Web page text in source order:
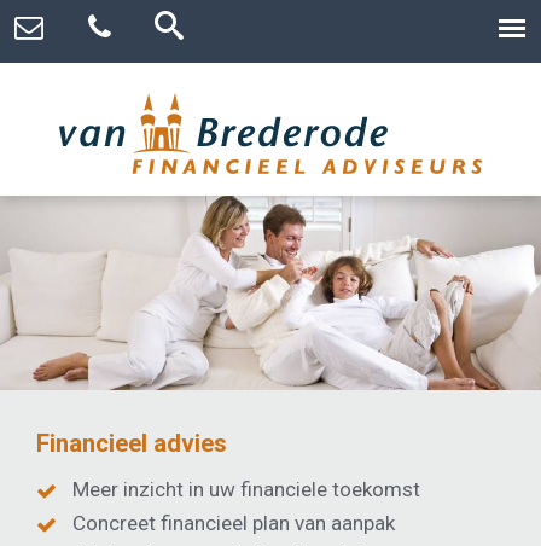
Financieel advies
Meer inzicht in uw financiele toekomst
Concreet financieel plan van aanpak